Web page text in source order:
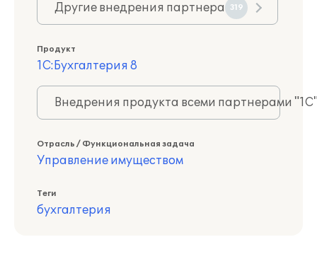
Другие внедрения партнера 319
Продукт
1С:Бухгалтерия 8
Внедрения продукта всеми партнерами
Отрасль / Функциональная задача
Управление имуществом
Теги
бухгалтерия